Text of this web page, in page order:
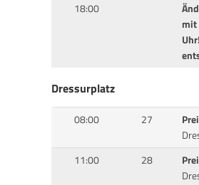
18:00
mit
Dressurplatz
08:00 27
11:00 28